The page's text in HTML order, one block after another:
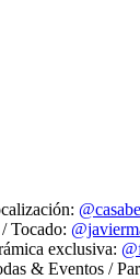
/ Tocado:
exclusiva:
& Eventos /